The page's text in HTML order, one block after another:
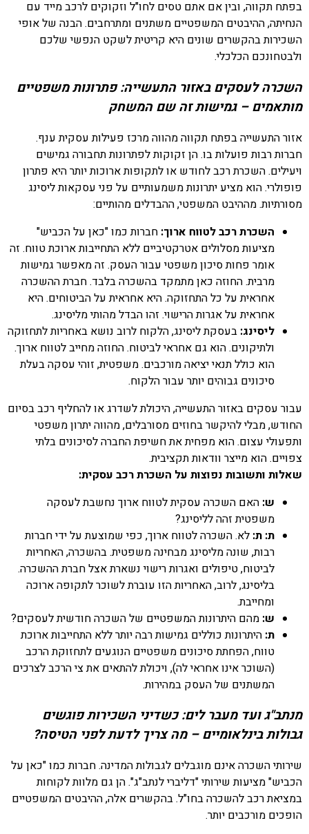
בפתח תקווה, ובין אם אתם טסים לחו"ל וזקוקים לרכב מייד עם
הנחיתה, ההיבטים המשפטיים משתנים ומתרחבים. הבנה של אופי
השכירות בהקשרים שונים היא קריטית לשקט הנפשי שלכם
ולבטחונכם הכלכלי.
השכרה לעסקים באזור התעשייה: פתרונות משפטיים
מותאמים – גמישות זה שם המשחק
אזור התעשייה בפתח תקווה מהווה מרכז פעילות עסקית ענף.
חברות רבות פועלות בו. הן זקוקות לפתרונות תחבורה גמישים
ויעילים. השכרת רכב לחודש או לתקופות ארוכות יותר היא פתרון
פופולרי. הוא מציע יתרונות משמעותיים על פני עסקאות ליסינג
מסורתיות. מההיבט המשפטי, ההבדלים מהותיים:
השכרת רכב לטווח ארוך: חברות כמו "כאן על הכביש"
מציעות מסלולים אטרקטיביים ללא התחייבות ארוכת טווח. זה
אומר פחות סיכון משפטי עבור העסק. זה מאפשר גמישות
מרבית. החוזה כאן מתמקד בהשכרה בלבד. חברת ההשכרה
אחראית על כל התחזוקה. היא אחראית על הביטוחים. היא
אחראית על אגרות הרישוי. זהו הבדל מהותי מליסינג.
ליסינג: בעסקת ליסינג, הלקוח לרוב נושא באחריות לתחזוקה
ולתיקונים. הוא גם אחראי לביטוח. החוזה מחייב לטווח ארוך.
הוא כולל תנאי יציאה מורכבים. משפטית, זוהי עסקה בעלת
סיכונים גבוהים יותר עבור הלקוח.
עבור עסקים באזור התעשייה, היכולת לשדרג או להחליף רכב בסיום
החודש, מבלי להיקשר בחוזים מסורבלים, מהווה יתרון משפטי
ותפעולי עצום. הוא מפחית את חשיפת החברה לסיכונים בלתי
צפויים. הוא מייצר וודאות תקציבית.
שאלות ותשובות נפוצות על השכרת רכב עסקית:
ש: האם השכרה עסקית לטווח ארוך נחשבת לעסקה
משפטית זהה לליסינג?
ת: ת: לא. השכרה לטווח ארוך, כפי שמוצעת על ידי חברות
רבות, שונה מליסינג מבחינה משפטית. בהשכרה, האחריות
לביטוח, טיפולים ואגרות רישוי נשארת אצל חברת ההשכרה.
בליסינג, לרוב, האחריות הזו עוברת לשוכר לתקופה ארוכה
ומחייבת.
ש: מהם היתרונות המשפטיים של השכרה חודשית לעסקים?
ת: היתרונות כוללים גמישות רבה יותר ללא התחייבות ארוכת
טווח, הפחתת סיכונים משפטיים הנוגעים לתחזוקת הרכב
(השוכר אינו אחראי לה), ויכולת להתאים את צי הרכב לצרכים
המשתנים של העסק במהירות.
מנתב"ג ועד מעבר לים: כשדיני השכירות פוגשים
גבולות בינלאומיים – מה צריך לדעת לפני הטיסה?
שירותי השכרה אינם מוגבלים לגבולות המדינה. חברות כמו "כאן על
הכביש" מציעות שירותי "דליברי לנתב"ג". הן גם מלוות לקוחות
במציאת רכב להשכרה בחו"ל. בהקשרים אלה, ההיבטים המשפטיים
הופכים מורכבים יותר.